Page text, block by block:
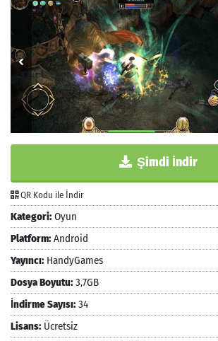
Şimdi İndir
QR Kodu ile İndir
Kategori: Oyun
Platform: Android
Yayıncı: HandyGames
Dosya Boyutu: 3,7GB
İndirme Sayısı: 34
Lisans: Ücretsiz